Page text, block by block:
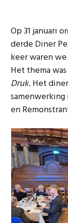
Op 31 januari
derde Diner
keer waren
Het thema
Druk. Het
en